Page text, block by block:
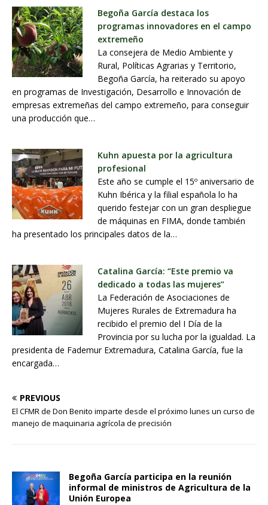
Begoña García destaca los
programas innovadores en el campo
extremeño
La consejera de Medio Ambiente y
Rural, Políticas Agrarias y Territorio,
Begoña García, ha reiterado su apoyo
en programas de Investigación, Desarrollo e Innovación de
empresas extremeñas del campo extremeño, para conseguir
una producción que…
Kuhn apuesta por la agricultura
profesional
Este año se cumple el 15º aniversario de
Kuhn Ibérica y la filial española lo ha
querido festejar con un gran despliegue
de máquinas en FIMA, donde también
ha presentado los principales datos de la…
Catalina García: “Este premio va
dedicado a todas las mujeres”
La Federación de Asociaciones de
Mujeres Rurales de Extremadura ha
recibido el premio del I Día de la
Provincia por su lucha por la igualdad. La
presidenta de Fademur Extremadura, Catalina García, fue la
encargada…
PREVIOUS
El CFMR de Don Benito imparte desde el próximo lunes un curso de
manejo de maquinaria agrícola de precisión
Begoña García participa en la reunión
informal de ministros de Agricultura de la
Unión Europea